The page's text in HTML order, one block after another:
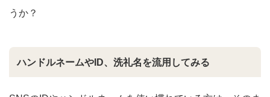
うか？
ハンドルネームやID、洗礼名を流用してみる